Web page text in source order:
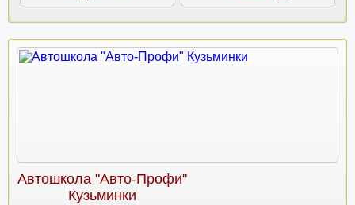
Автошкола "Авто-Профи"
Кузьминки